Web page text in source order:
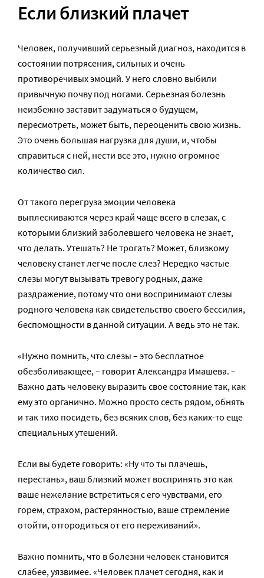
Если близкий плачет
Человек, получивший серьезный диагноз, находится в
состоянии потрясения, сильных и очень
противоречивых эмоций. У него словно выбили
привычную почву под ногами. Серьезная болезнь
неизбежно заставит задуматься о будущем,
пересмотреть, может быть, переоценить свою жизнь.
Это очень большая нагрузка для души, и, чтобы
справиться с ней, нести все это, нужно огромное
количество сил.
От такого перегруза эмоции человека
выплескиваются через край чаще всего в слезах, с
которыми близкий заболевшего человека не знает,
что делать. Утешать? Не трогать? Может, близкому
человеку станет легче после слез? Нередко частые
слезы могут вызывать тревогу родных, даже
раздражение, потому что они воспринимают слезы
родного человека как свидетельство своего бессилия,
беспомощности в данной ситуации. А ведь это не так.
«Нужно помнить, что слезы – это бесплатное
обезболивающее, – говорит Александра Имашева. –
Важно дать человеку выразить свое состояние так, как
ему это органично. Можно просто сесть рядом, обнять
и так тихо посидеть, без всяких слов, без каких-то еще
специальных утешений.
Если вы будете говорить: «Ну что ты плачешь,
перестань», ваш близкий может воспринять это как
ваше нежелание встретиться с его чувствами, его
горем, страхом, растерянностью, ваше стремление
отойти, отгородиться от его переживаний».
Важно помнить, что в болезни человек становится
слабее, уязвимее. «Человек плачет сегодня, как и